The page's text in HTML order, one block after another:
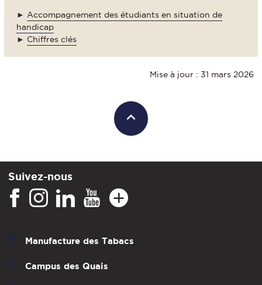
► Accompagnement des étudiants en situation de
handicap
► Chiffres clés
Mise à jour : 31 mars 2026
Suivez-nous
Manufacture des Tabacs
Campus des Quais